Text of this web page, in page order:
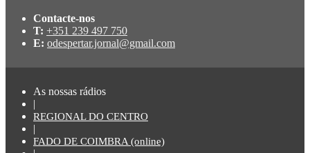
Contacte-nos
T: +351 239 497 750
E: odespertar.jornal@gmail.com
As nossas rádios
|
REGIONAL DO CENTRO
|
FADO DE COIMBRA (online)